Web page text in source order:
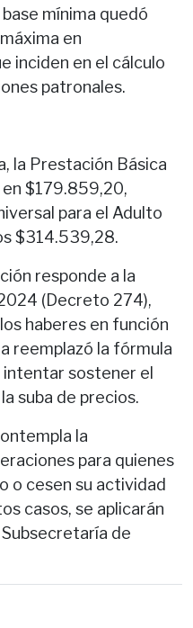
mínima quedó
en
inciden en el cálculo
patronales.
la Prestación Básica
en $179.859,20,
para el Adulto
$314.539,28.
responde a la
(Decreto 274),
haberes en función
reemplazó la fórmula
sostener el
suba de precios.
la
para quienes
o cesen su actividad
casos, se aplicarán
de